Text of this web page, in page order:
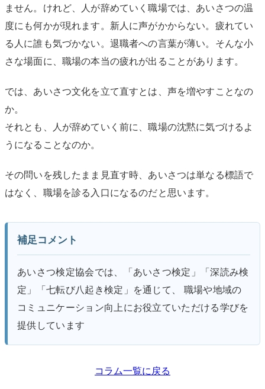
ません。けれど、人が辞めていく職場では、あいさつの温
度にも何かが現れます。新人に声がかからない。疲れてい
る人に誰も気づかない。退職者への言葉が薄い。そんな小
さな場面に、職場の本当の疲れが出ることがあります。
では、あいさつ文化を立て直すとは、声を増やすことなの
か。
それとも、人が辞めていく前に、職場の沈黙に気づけるよ
うになることなのか。
その問いを残したまま見直す時、あいさつは単なる標語で
はなく、職場を診る入口になるのだと思います。
補足コメント
あいさつ検定協会では、「あいさつ検定」「深読み検
定」「七転び八起き検定」を通じて、 職場や地域の
コミュニケーション向上にお役立ていただける学びを
提供しています
コラム一覧に戻る